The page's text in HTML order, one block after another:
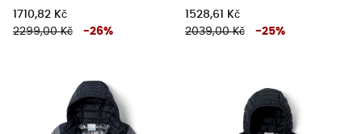
1710,82 Kč
2299,00 Kč
-26%
1528,61 Kč
2039,00 Kč
-25%